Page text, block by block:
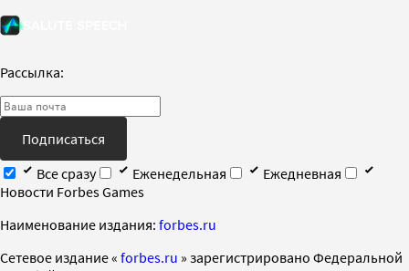
Рассылка:
Подписаться
Все сразу
Еженедельная
Ежедневная
Новости Forbes Games
Наименование издания: forbes.ru
Cетевое издание « forbes.ru » зарегистрировано Федеральной